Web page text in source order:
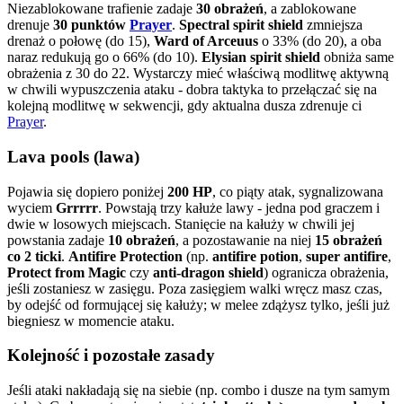
Niezablokowane trafienie zadaje 30 obrażeń, a zablokowane
drenuje 30 punktów Prayer. Spectral spirit shield zmniejsza
drenaż o połowę (do 15), Ward of Arceuus o 33% (do 20), a oba
naraz redukują go o 66% (do 10). Elysian spirit shield obniża same
obrażenia z 30 do 22. Wystarczy mieć właściwą modlitwę aktywną
w chwili wypuszczenia ataku - dobra taktyka to przełączać się na
kolejną modlitwę w sekwencji, gdy aktualna dusza zdrenuje ci
Prayer.
Lava pools (lawa)
Pojawia się dopiero poniżej 200 HP, co piąty atak, sygnalizowana
wyciem Grrrrr. Powstają trzy kałuże lawy - jedna pod graczem i
dwie w losowych miejscach. Stanięcie na kałuży w chwili jej
powstania zadaje 10 obrażeń, a pozostawanie na niej 15 obrażeń
co 2 ticki. Antifire Protection (np. antifire potion, super antifire,
Protect from Magic czy anti-dragon shield) ogranicza obrażenia,
jeśli zostaniesz w zasięgu. Poza zasięgiem walki wręcz masz czas,
by odejść od formującej się kałuży; w melee zdążysz tylko, jeśli już
biegniesz w momencie ataku.
Kolejność i pozostałe zasady
Jeśli ataki nakładają się na siebie (np. combo i dusze na tym samym